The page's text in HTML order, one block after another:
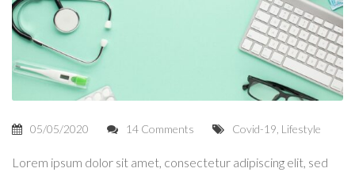
05/05/2020 14 Comments Covid-19 Lifestyle
Lorem ipsum dolor sit amet, consectetur adipiscing elit, sed